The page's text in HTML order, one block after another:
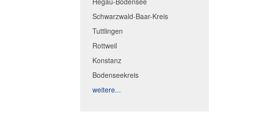
Schwarzwald-Baar-Kreis
Tuttlingen
Rottweil
Konstanz
Bodenseekreis
weitere...